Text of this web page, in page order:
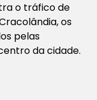
o tráfico de
os
pelas
da cidade.